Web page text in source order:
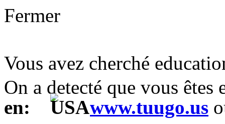
Fermer
Vous avez cherché
On a detecté que vous
en:
www.tuugo.us